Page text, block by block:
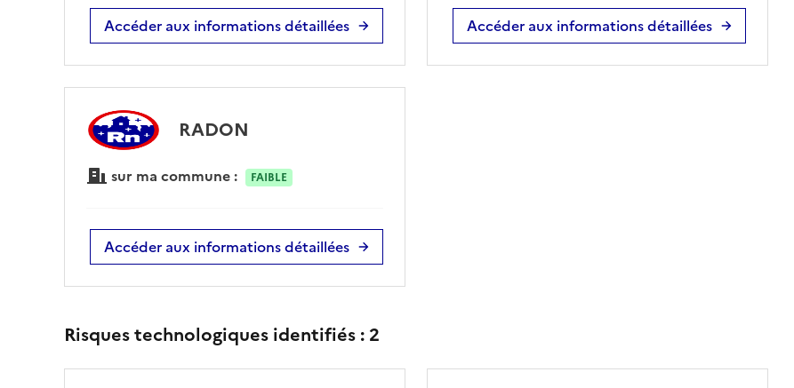
Accéder aux informations détaillées Accéder aux informations détaillées
RADON
sur ma commune : FAIBLE
Accéder aux informations détaillées
Risques technologiques identifiés : 2